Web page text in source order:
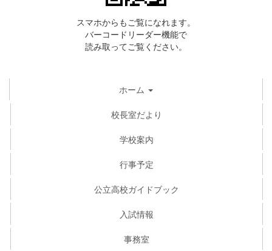
スマホからもご覧になれます。
バーコードリーダー機能で
読み取ってご覧ください。
ホーム
校長室だより
学校案内
行事予定
公立高校ガイドブック
入試情報
事務室